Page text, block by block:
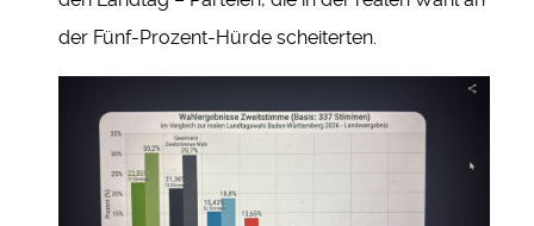
der Fünf-Prozent-Hürde scheiterten.